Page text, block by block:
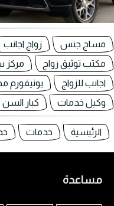
مساج جنس زواج اجانب
مكتب توثيق زواج
مركز
اجانب للزواج
يونيفورم
وكيل خدمات
كبار السن
الرئيسية خدمات
مساعدة